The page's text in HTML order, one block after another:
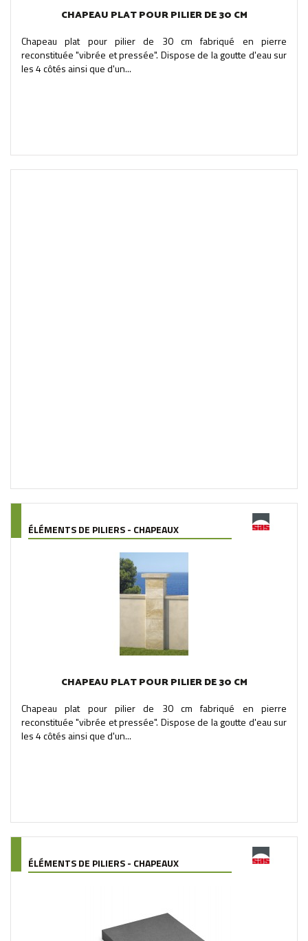
CHAPEAU PLAT POUR PILIER DE 30 CM
Chapeau plat pour pilier de 30 cm fabriqué en pierre
reconstituée "vibrée et pressée". Dispose de la goutte d'eau sur
les 4 côtés ainsi que d'un...
ÉLÉMENTS DE PILIERS - CHAPEAUX
CHAPEAU PLAT POUR PILIER DE 30 CM
Chapeau plat pour pilier de 30 cm fabriqué en pierre
reconstituée "vibrée et pressée". Dispose de la goutte d'eau sur
les 4 côtés ainsi que d'un...
ÉLÉMENTS DE PILIERS - CHAPEAUX